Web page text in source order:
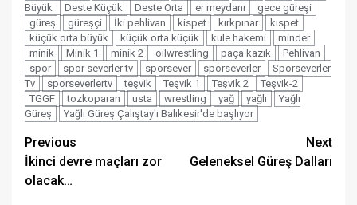
Büyük
Deste Küçük Deste Orta er meydanı
gece güreşi
güreş
güreşçi İki pehlivan kispet kırkpınar
kıspet
küçük orta büyük
küçük orta küçük kule hakemi
minder
minik
Minik 1 minik 2 oilwrestling paça kazık
Pehlivan
spor
spor severler tv sporsever sporseverler
Sporseverler
Tv
sporseverlertv teşvik Teşvik 1 Teşvik 2
Teşvik-2
TGGF
tozkoparan usta wrestling yağ yağlı
Yağlı
Güreş
Yağlı Güreş Çalıştay'ı Balıkesir'de başlıyor
Post
navigation
Previous
İkinci devre maçları zor
olacak…
Next
Geleneksel Güreş Dalları